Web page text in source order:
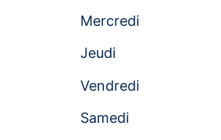
Mercredi
Jeudi
Vendredi
Samedi